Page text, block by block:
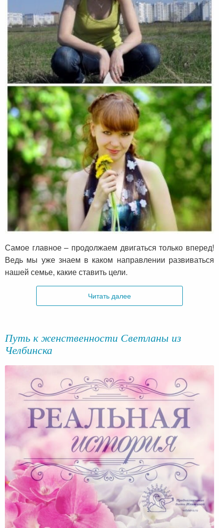
Самое главное – продолжаем двигаться только вперед!
Ведь мы уже знаем в каком направлении развиваться
нашей семье, какие ставить цели.
Читать далее
Путь к женственности Светланы из
Челбинска